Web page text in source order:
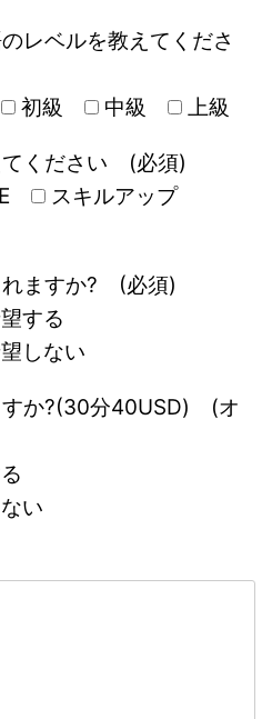
レベルを教えてくださ
初級 中級 上級
てください (必須)
スキルアップ
れますか? (必須)
する
しない
すか?(30分40USD) (オ
い